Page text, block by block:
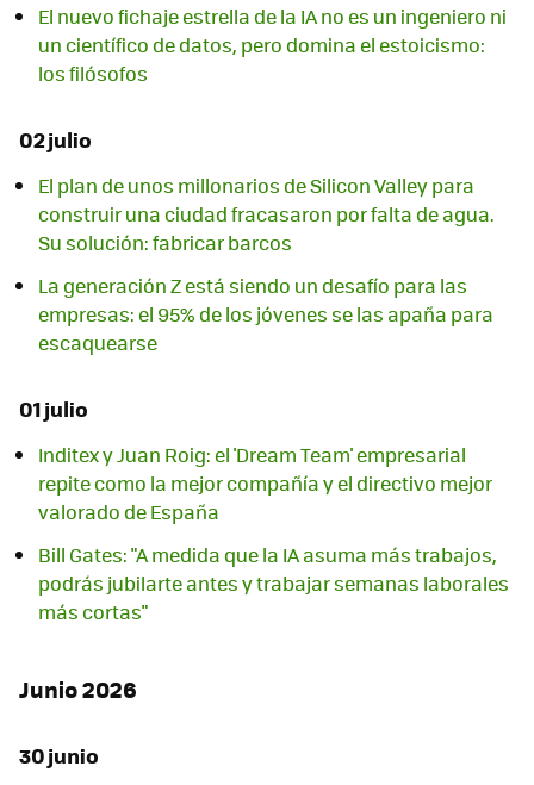
El nuevo fichaje estrella de la IA no es un ingeniero ni
un científico de datos, pero domina el estoicismo:
los filósofos
02 julio
El plan de unos millonarios de Silicon Valley para
construir una ciudad fracasaron por falta de agua.
Su solución: fabricar barcos
La generación Z está siendo un desafío para las
empresas: el 95% de los jóvenes se las apaña para
escaquearse
01 julio
Inditex y Juan Roig: el 'Dream Team' empresarial
repite como la mejor compañía y el directivo mejor
valorado de España
Bill Gates: "A medida que la IA asuma más trabajos,
podrás jubilarte antes y trabajar semanas laborales
más cortas"
Junio 2026
30 junio